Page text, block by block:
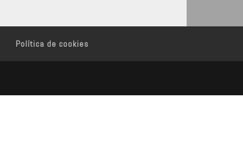
Política de cookies